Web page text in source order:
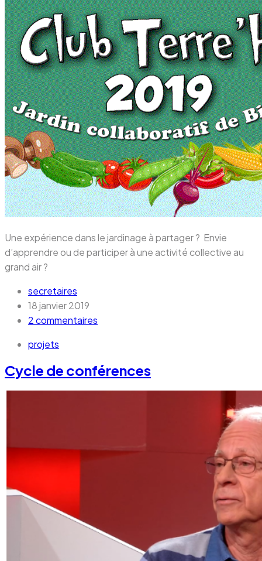
Une expérience dans le jardinage à partager ? Envie
d’apprendre ou de participer à une activité collective au
grand air ?
secretaires
18 janvier 2019
2 commentaires
projets
Cycle de conférences